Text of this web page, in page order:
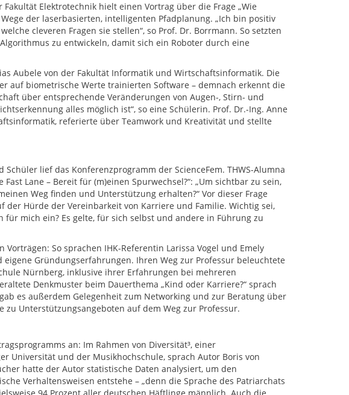
Elektrotechnik hielt einen Vortrag über die Frage „Wie
der laserbasierten, intelligenten Pfadplanung. „Ich bin positiv
cleveren Fragen sie stellen“, so Prof. Dr. Borrmann. So setzten
zu entwickeln, damit sich ein Roboter durch eine
Aubele von der Fakultät Informatik und Wirtschaftsinformatik. Die
auf biometrische Werte trainierten Software – demnach erkennt die
über entsprechende Veränderungen von Augen-, Stirn- und
alles möglich ist“, so eine Schülerin. Prof. Dr.-Ing. Anne
referierte über Teamwork und Kreativität und stellte
lief das Konferenzprogramm der ScienceFem. THWS-Alumna
Lane – Bereit für (m)einen Spurwechsel?“: „Um sichtbar zu sein,
Weg finden und Unterstützung erhalten?“ Vor dieser Frage
der Hürde der Vereinbarkeit von Karriere und Familie. Wichtig sei,
mich ein? Es gelte, für sich selbst und andere in Führung zu
So sprachen IHK-Referentin Larissa Vogel und Emely
Gründungserfahrungen. Ihren Weg zur Professur beleuchtete
Nürnberg, inklusive ihrer Erfahrungen bei mehreren
Denkmuster beim Dauerthema „Kind oder Karriere?“ sprach
es außerdem Gelegenheit zum Networking und zur Beratung über
Unterstützungsangeboten auf dem Weg zur Professur.
an: Im Rahmen von Diversität³, einer
Universität und der Musikhochschule, sprach Autor Boris von
hatte der Autor statistische Daten analysiert, um den
Verhaltensweisen entstehe – „denn die Sprache des Patriarchats